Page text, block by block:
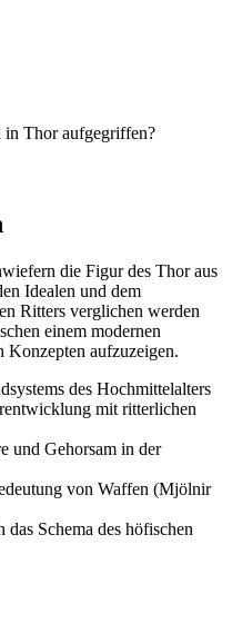
in Thor aufgegriffen?
die Figur des Thor aus
Idealen und dem
Ritters verglichen werden
einem modernen
aufzuzeigen.
des Hochmittelalters
mit ritterlichen
und Gehorsam in der
von Waffen (Mjölnir
Schema des höfischen